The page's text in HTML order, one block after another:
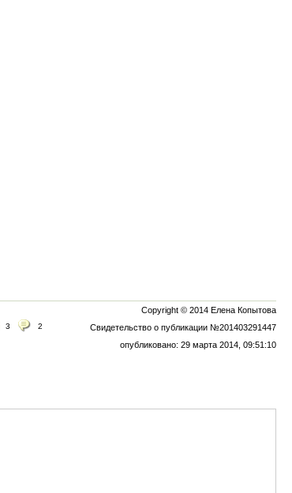
Copyright © 2014 Елена Копытова
Свидетельство о публикации №201403291447
опубликовано: 29 марта 2014, 09:51:10
3 2